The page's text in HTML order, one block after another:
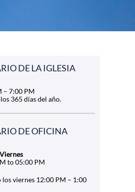
DE LA IGLESIA
– 7:00 PM
365 días del año.
DE OFICINA
to 05:00 PM
los viernes 12:00 PM – 1:00